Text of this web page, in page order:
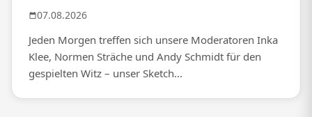
07.08.2026
Jeden Morgen treffen sich unsere Moderatoren Inka
Klee, Normen Sträche und Andy Schmidt für den
gespielten Witz – unser Sketch...